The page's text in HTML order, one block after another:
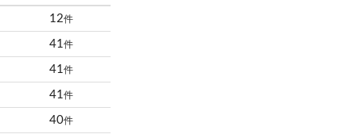
12件
41 件
41 件
41 件
40件